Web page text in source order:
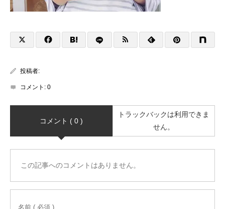
投稿者:
コメント: 0
コメント ( 0 )
トラックバックは利用できま
せん。
この記事へのコメントはありません。
名前 ( 必須 )